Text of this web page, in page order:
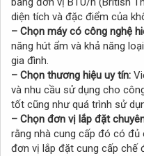
diện tích và đặc điểm của
– Chọn máy có công nghệ
năng hút ẩm và khả năng
gia đình.
– Chọn thương hiệu uy tín:
và nhu cầu sử dụng cho
tốt cũng như quá trình sử
– Chọn đơn vị lắp đặt
rằng nhà cung cấp đó có đủ
đơn vị lắp đặt cung cấp chế